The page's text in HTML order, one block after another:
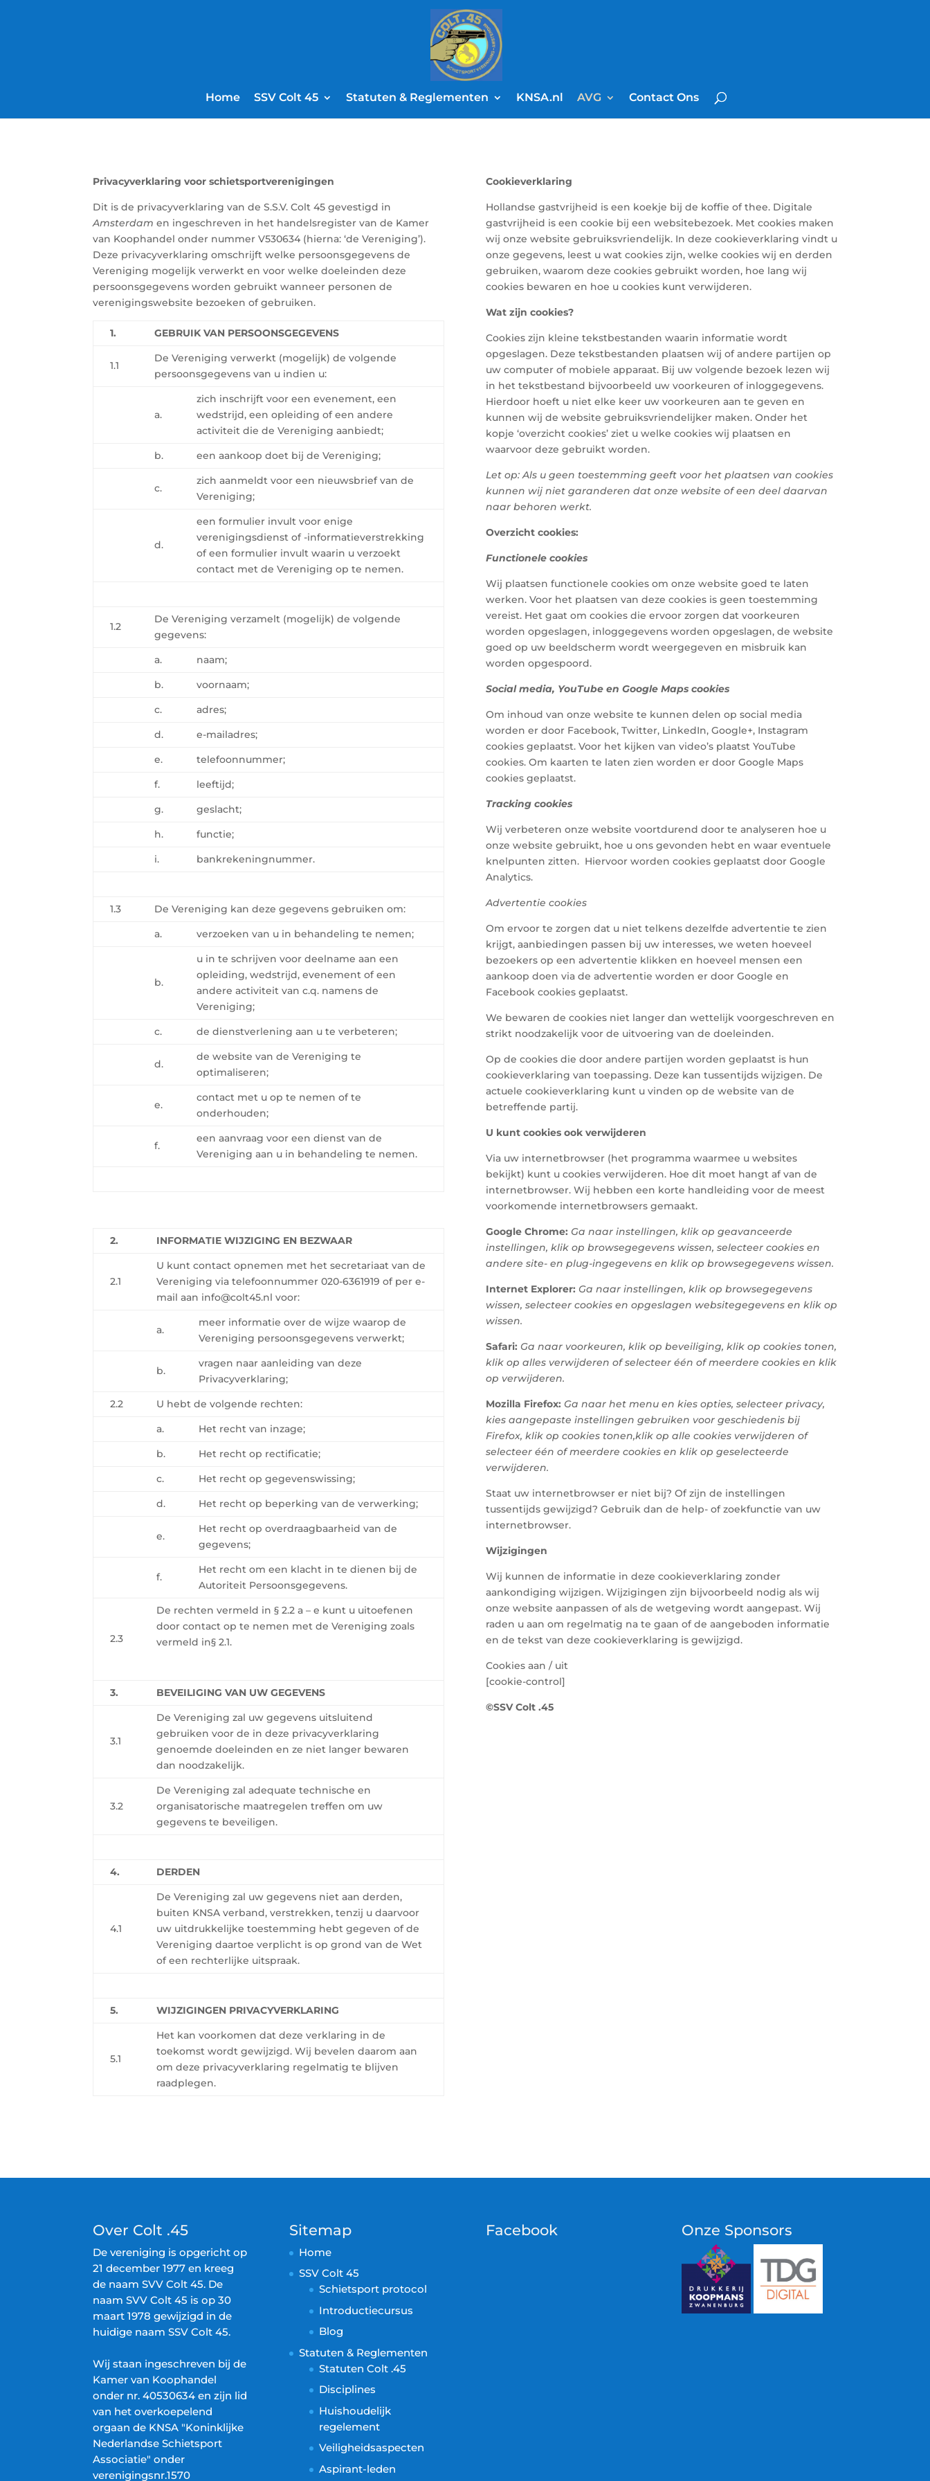
Home SSV Colt 45 Statuten & Reglementen KNSA.nl AVG Contact Ons
Privacyverklaringvoor schietsportverenigingen
Dit is de privacyverklaring van de S.S.V. Colt 45 gevestigd in
Amsterdamen ingeschreven in het handelsregister van de Kamer
van Koophandel onder nummer V530634 (hierna: ‘de Vereniging’).
Deze privacyverklaring omschrijft welke persoonsgegevens de
Vereniging mogelijk verwerkt en voor welke doeleinden deze
persoonsgegevens worden gebruikt wanneer personen de
verenigingswebsite bezoeken of gebruiken.
1. GEBRUIK VAN PERSOONSGEGEVENS
1.1
De Vereniging verwerkt (mogelijk) de volgende
persoonsgegevens van u indien u:
a.
zich inschrijft voor een evenement, een
wedstrijd, een opleiding of een andere
activiteit die de Vereniging aanbiedt;
b.
een aankoop doet bij de Vereniging;
c.
zich aanmeldt voor een nieuwsbrief van de
Vereniging;
d.
een formulier invult voor enige
verenigingsdienst of -informatieverstrekking
of een formulier invult waarin u verzoekt
contact met de Vereniging op te nemen.
1.2
De Vereniging verzamelt (mogelijk) de volgende
gegevens:
a.
naam;
b.
voornaam;
c.
adres;
d.
e-mailadres;
e.
telefoonnummer;
f.
leeftijd;
g.
geslacht;
h.
functie;
i.
bankrekeningnummer.
1.3
De Vereniging kan deze gegevens gebruiken om:
a.
verzoeken van u in behandeling te nemen;
b.
u in te schrijven voor deelname aan een
opleiding, wedstrijd, evenement of een
andere activiteit van c.q. namens de
Vereniging;
c.
de dienstverlening aan u te verbeteren;
d.
de website van de Vereniging te
optimaliseren;
e.
contact met u op te nemen of te
onderhouden;
f.
een aanvraag voor een dienst van de
Vereniging aan u in behandeling te nemen.
2. INFORMATIE WIJZIGING EN BEZWAAR
2.1
U kunt contact opnemen met het secretariaat van de
Vereniging via telefoonnummer 020-6361919 of per e-
mail aan info@colt45.nl voor:
a.
meer informatie over de wijze waarop de
Vereniging persoonsgegevens verwerkt;
b.
vragen naar aanleiding van deze
Privacyverklaring;
2.2
U hebt de volgende rechten:
a.
Het recht van inzage;
b.
Het recht op rectificatie;
c.
Het recht op gegevenswissing;
d.
Het recht op beperking van de verwerking;
e.
Het recht op overdraagbaarheid van de
gegevens;
f.
Het recht om een klacht in te dienen bij de
Autoriteit Persoonsgegevens.
2.3
De rechten vermeld in§ 2.2 a – e kunt u uitoefenen
door contact op te nemen met de Vereniging zoals
vermeld in§ 2.1.
3. BEVEILIGING VAN UW GEGEVENS
3.1
De Vereniging zal uw gegevens uitsluitend
gebruiken voor de in deze privacyverklaring
genoemde doeleinden en ze niet langer bewaren
dan noodzakelijk.
3.2
De Vereniging zal adequate technische en
organisatorische maatregelen treffen om uw
gegevens te beveiligen.
4. DERDEN
4.1
De Vereniging zal uw gegevens niet aan derden,
buiten KNSA verband, verstrekken, tenzij u daarvoor
uw uitdrukkelijke toestemming hebt gegeven of de
Vereniging daartoe verplicht is op grond van de Wet
of een rechterlijke uitspraak.
5. WIJZIGINGEN PRIVACYVERKLARING
5.1
Het kan voorkomen dat deze verklaring in de
toekomst wordt gewijzigd. Wij bevelen daarom aan
om deze privacyverklaring regelmatig te blijven
raadplegen.
Cookieverklaring
Hollandse gastvrijheid is een koekje bij de koffie of thee. Digitale
gastvrijheid is een cookie bij een websitebezoek. Met cookies maken
wij onze website gebruiksvriendelijk. In deze cookieverklaring vindt u
onze gegevens, leest u wat cookies zijn, welke cookies wij en derden
gebruiken, waarom deze cookies gebruikt worden, hoe lang wij
cookies bewaren en hoe u cookies kunt verwijderen.
Wat zijn cookies?
Cookies zijn kleine tekstbestanden waarin informatie wordt
opgeslagen. Deze tekstbestanden plaatsen wij of andere partijen op
uw computer of mobiele apparaat. Bij uw volgende bezoek lezen wij
in het tekstbestand bijvoorbeeld uw voorkeuren of inloggegevens.
Hierdoor hoeft u niet elke keer uw voorkeuren aan te geven en
kunnen wij de website gebruiksvriendelijker maken. Onder het
kopje ‘overzicht cookies’ ziet u welke cookies wij plaatsen en
waarvoor deze gebruikt worden.
Let op: Als u geen toestemming geeft voor het plaatsen van cookies
kunnen wij niet garanderen dat onze website of een deel daarvan
naar behoren werkt.
Overzicht cookies:
Functionele cookies
Wij plaatsen functionele cookies om onze website goed te laten
werken. Voor het plaatsen van deze cookies is geen toestemming
vereist. Het gaat om cookies die ervoor zorgen dat voorkeuren
worden opgeslagen, inloggegevens worden opgeslagen, de website
goed op uw beeldscherm wordt weergegeven en misbruik kan
worden opgespoord.
Social media, YouTube en Google Maps cookies
Om inhoud van onze website te kunnen delen op social media
worden er door Facebook, Twitter, LinkedIn, Google+, Instagram
cookies geplaatst. Voor het kijken van video’s plaatst YouTube
cookies. Om kaarten te laten zien worden er door Google Maps
cookies geplaatst.
Tracking cookies
Wij verbeteren onze website voortdurend door te analyseren hoe u
onze website gebruikt, hoe u ons gevonden hebt en waar eventuele
knelpunten zitten. Hiervoor worden cookies geplaatst door Google
Analytics.
Advertentie cookies
Om ervoor te zorgen dat u niet telkens dezelfde advertentie te zien
krijgt, aanbiedingen passen bij uw interesses, we weten hoeveel
bezoekers op een advertentie klikken en hoeveel mensen een
aankoop doen via de advertentie worden er door Google en
Facebook cookies geplaatst.
We bewaren de cookies niet langer dan wettelijk voorgeschreven en
strikt noodzakelijk voor de uitvoering van de doeleinden.
Op de cookies die door andere partijen worden geplaatst is hun
cookieverklaring van toepassing. Deze kan tussentijds wijzigen. De
actuele cookieverklaring kunt u vinden op de website van de
betreffende partij.
U kunt cookies ook verwijderen
Via uw internetbrowser (het programma waarmee u websites
bekijkt) kunt u cookies verwijderen. Hoe dit moet hangt af van de
internetbrowser. Wij hebben een korte handleiding voor de meest
voorkomende internetbrowsers gemaakt.
Google Chrome: Ga naar instellingen, klik op geavanceerde
instellingen, klik op browsegegevens wissen, selecteer cookies en
andere site- en plug-ingegevens en klik op browsegegevens wissen.
Internet Explorer: Ga naar instellingen, klik op browsegegevens
wissen, selecteer cookies en opgeslagen websitegegevens en klik op
wissen.
Safari: Ga naar voorkeuren, klik op beveiliging, klik op cookies tonen,
klik op alles verwijderen of selecteer één of meerdere cookies en klik
op verwijderen.
Mozilla Firefox: Ga naar het menu en kies opties, selecteer privacy,
kies aangepaste instellingen gebruiken voor geschiedenis bij
Firefox, klik op cookies tonen,klik op alle cookies verwijderen of
selecteer één of meerdere cookies en klik op geselecteerde
verwijderen.
Staat uw internetbrowser er niet bij? Of zijn de instellingen
tussentijds gewijzigd? Gebruik dan de help- of zoekfunctie van uw
internetbrowser.
Wijzigingen
Wij kunnen de informatie in deze cookieverklaring zonder
aankondiging wijzigen. Wijzigingen zijn bijvoorbeeld nodig als wij
onze website aanpassen of als de wetgeving wordt aangepast. Wij
raden u aan om regelmatig na te gaan of de aangeboden informatie
en de tekst van deze cookieverklaring is gewijzigd.
Cookies aan / uit
[cookie-control]
©SSV Colt .45
Over Colt .45
De vereniging is opgericht op
21 december 1977 en kreeg
de naam SVV Colt 45. De
naam SVV Colt 45 is op 30
maart 1978 gewijzigd in de
huidige naam SSV Colt 45.
Wij staan ingeschreven bij de
Kamer van Koophandel
onder nr. 40530634 en zijn lid
van het overkoepelend
orgaan de KNSA "Koninklijke
Nederlandse Schietsport
Associatie" onder
verenigingsnr.1570
Sitemap
Home
SSV Colt 45
Schietsport protocol
Introductiecursus
Blog
Statuten & Reglementen
Statuten Colt .45
Disciplines
Huishoudelijk
regelement
Veiligheidsaspecten
Aspirant-leden
Facebook Onze Sponsors